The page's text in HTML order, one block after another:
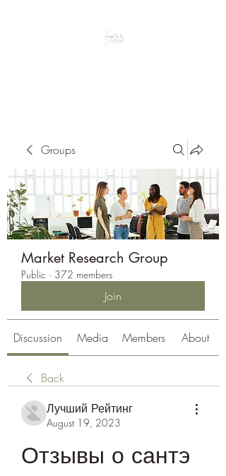
Groups
Market Research Group
Public · 372 members
Join
Discussion Media Members About
Back
Лучший Рейтинг
August 19, 2023
Отзывы о сантэ